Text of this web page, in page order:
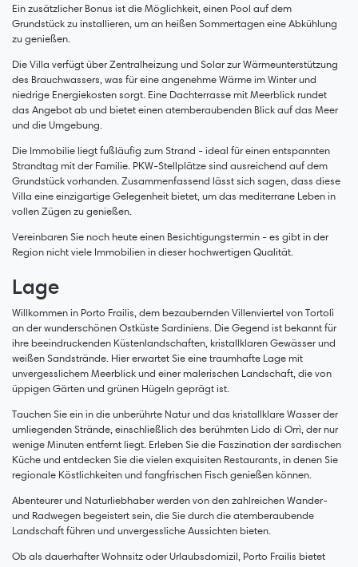
Ein zusätzlicher Bonus ist die Möglichkeit, einen Pool auf dem
Grundstück zu installieren, um an heißen Sommertagen eine Abkühlung
zu genießen.
Die Villa verfügt über Zentralheizung und Solar zur Wärmeunterstützung
des Brauchwassers, was für eine angenehme Wärme im Winter und
niedrige Energiekosten sorgt. Eine Dachterrasse mit Meerblick rundet
das Angebot ab und bietet einen atemberaubenden Blick auf das Meer
und die Umgebung.
Die Immobilie liegt fußläufig zum Strand - ideal für einen entspannten
Strandtag mit der Familie. PKW-Stellplätze sind ausreichend auf dem
Grundstück vorhanden. Zusammenfassend lässt sich sagen, dass diese
Villa eine einzigartige Gelegenheit bietet, um das mediterrane Leben in
vollen Zügen zu genießen.
Vereinbaren Sie noch heute einen Besichtigungstermin - es gibt in der
Region nicht viele Immobilien in dieser hochwertigen Qualität.
Lage
Willkommen in Porto Frailis, dem bezaubernden Villenviertel von Tortolì
an der wunderschönen Ostküste Sardiniens. Die Gegend ist bekannt für
ihre beeindruckenden Küstenlandschaften, kristallklaren Gewässer und
weißen Sandstrände. Hier erwartet Sie eine traumhafte Lage mit
unvergesslichem Meerblick und einer malerischen Landschaft, die von
üppigen Gärten und grünen Hügeln geprägt ist.
Tauchen Sie ein in die unberührte Natur und das kristallklare Wasser der
umliegenden Strände, einschließlich des berühmten Lido di Orrì, der nur
wenige Minuten entfernt liegt. Erleben Sie die Faszination der sardischen
Küche und entdecken Sie die vielen exquisiten Restaurants, in denen Sie
regionale Köstlichkeiten und fangfrischen Fisch genießen können.
Abenteurer und Naturliebhaber werden von den zahlreichen Wander-
und Radwegen begeistert sein, die Sie durch die atemberaubende
Landschaft führen und unvergessliche Aussichten bieten.
Ob als dauerhafter Wohnsitz oder Urlaubsdomizil, Porto Frailis bietet